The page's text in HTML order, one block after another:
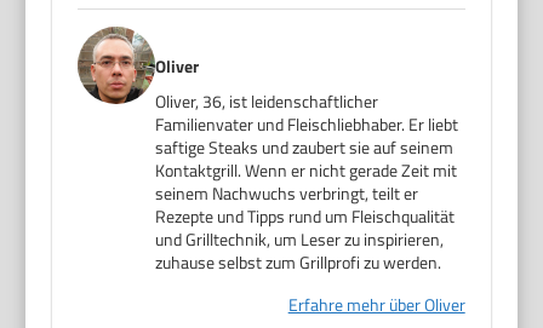
Oliver
Oliver, 36, ist leidenschaftlicher
Familienvater und Fleischliebhaber. Er liebt
saftige Steaks und zaubert sie auf seinem
Kontaktgrill. Wenn er nicht gerade Zeit mit
seinem Nachwuchs verbringt, teilt er
Rezepte und Tipps rund um Fleischqualität
und Grilltechnik, um Leser zu inspirieren,
zuhause selbst zum Grillprofi zu werden.
Erfahre mehr über Oliver